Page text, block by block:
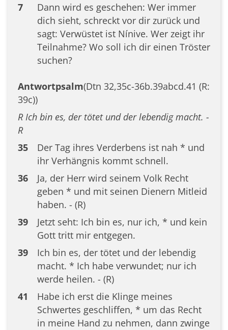
7
Dann wird es geschehen: Wer immer
dich sieht, schreckt vor dir zurück und
sagt: Verwüstet ist Nínive. Wer zeigt ihr
Teilnahme? Wo soll ich dir einen Tröster
suchen?
Antwortpsalm(Dtn 32,35c-36b.39abcd.41 (R:
39c))
R Ich bin es, der tötet und der lebendig macht. -
R
35
Der Tag ihres Verderbens ist nah * und
ihr Verhängnis kommt schnell.
36
Ja, der Herr wird seinem Volk Recht
geben * und mit seinen Dienern Mitleid
haben. - (R)
39
Jetzt seht: Ich bin es, nur ich, * und kein
Gott tritt mir entgegen.
39
Ich bin es, der tötet und der lebendig
macht. * Ich habe verwundet; nur ich
werde heilen. - (R)
41
Habe ich erst die Klinge meines
Schwertes geschliffen, * um das Recht
in meine Hand zu nehmen, dann zwinge